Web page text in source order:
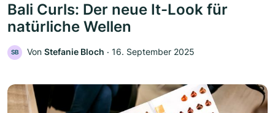
Bali Curls: Der neue It-Look für
natürliche Wellen
SB Von Stefanie Bloch ‧ 16. September 2025